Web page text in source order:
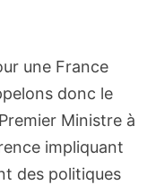
une France
donc le
Ministre à
impliquant
des politiques